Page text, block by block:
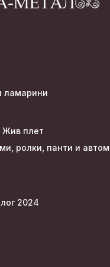
ламарини
Жив плет
ролки, панти и
2024